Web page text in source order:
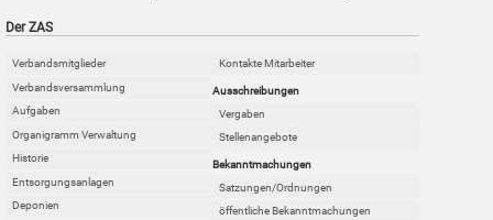
Der ZAS
Verbandsmitglieder
Verbandsversammlung
Aufgaben
Organigramm Verwaltung
Historie
Entsorgungsanlagen
Deponien
Kontakte Mitarbeiter
Ausschreibungen
Vergaben
Stellenangebote
Bekanntmachungen
Satzungen/Ordnungen
öffentliche Bekanntmachungen